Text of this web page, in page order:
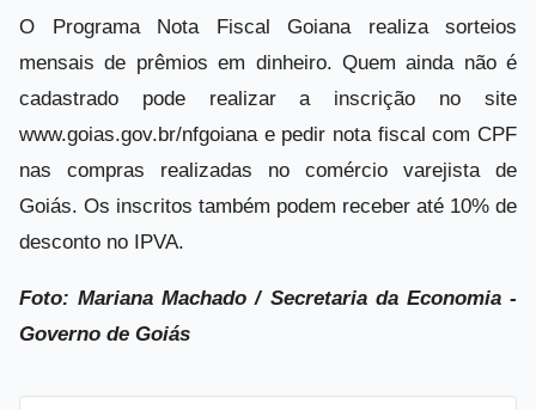
O Programa Nota Fiscal Goiana realiza sorteios
mensais de prêmios em dinheiro. Quem ainda não é
cadastrado pode realizar a inscrição no site
www.goias.gov.br/nfgoiana e pedir nota fiscal com CPF
nas compras realizadas no comércio varejista de
Goiás. Os inscritos também podem receber até 10% de
desconto no IPVA.
Foto: Mariana Machado / Secretaria da Economia -
Governo de Goiás